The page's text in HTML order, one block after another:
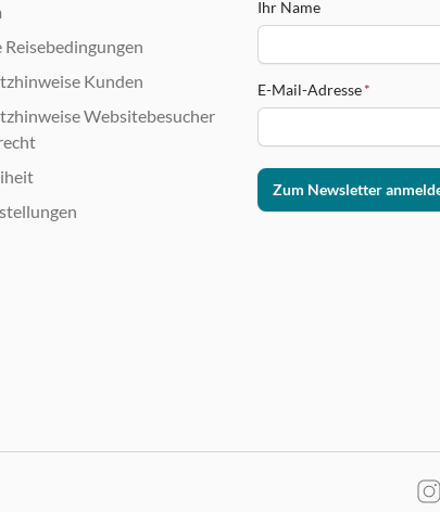
Kunden
Websitebesucher
Ihr Name
E-Mail-Adresse*
Zum Newsletter